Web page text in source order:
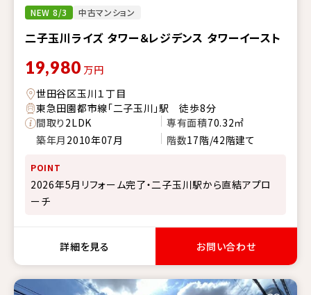
NEW 8/3 中古マンション
二子玉川ライズ タワー＆レジデンス タワーイースト
19,980 万円
世田谷区玉川１丁目
東急田園都市線「二子玉川」駅 徒歩8分
間取り2LDK 専有面積70.32㎡
築年月 2010年07月 階数17階/42階建て
POINT
2026年5月リフォーム完了・二子玉川駅から直結アプロ
ーチ
詳細を見る お問い合わせ